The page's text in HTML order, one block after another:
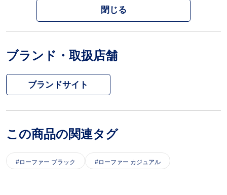
閉じる
ブランド・取扱店舗
ブランドサイト
この商品の関連タグ
ローファー ブラック ローファー カジュアル